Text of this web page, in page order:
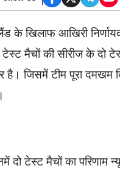
के खिलाफ आखिरी
मैचों की सीरीज के दो
जिसमें टीम पूरा दमखम
टेस्ट मैचों का परिणाम